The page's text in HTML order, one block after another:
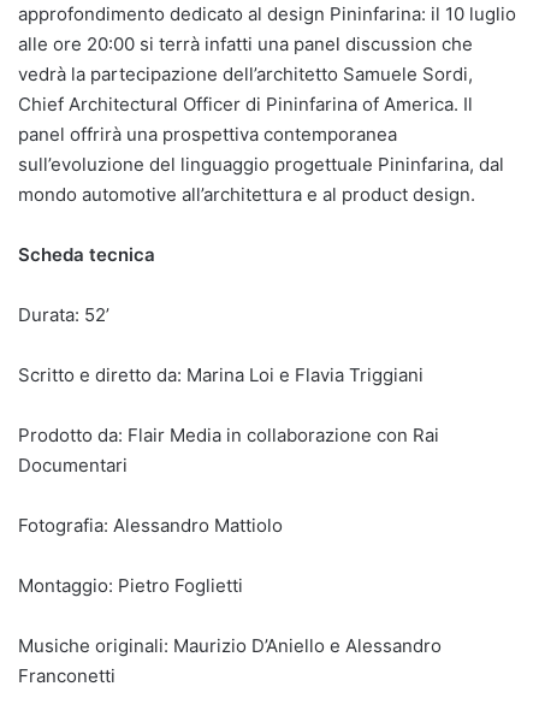
approfondimento dedicato al design Pininfarina: il 10 luglio
alle ore 20:00 si terrà infatti una panel discussion che
vedrà la partecipazione dell’architetto Samuele Sordi,
Chief Architectural Officer di Pininfarina of America. Il
panel offrirà una prospettiva contemporanea
sull’evoluzione del linguaggio progettuale Pininfarina, dal
mondo automotive all’architettura e al product design.
Scheda tecnica
Durata: 52’
Scritto e diretto da: Marina Loi e Flavia Triggiani
Prodotto da: Flair Media in collaborazione con Rai
Documentari
Fotografia: Alessandro Mattiolo
Montaggio: Pietro Foglietti
Musiche originali: Maurizio D’Aniello e Alessandro
Franconetti